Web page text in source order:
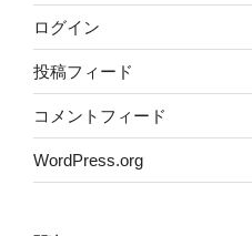
ログイン
投稿フィード
コメントフィード
WordPress.org